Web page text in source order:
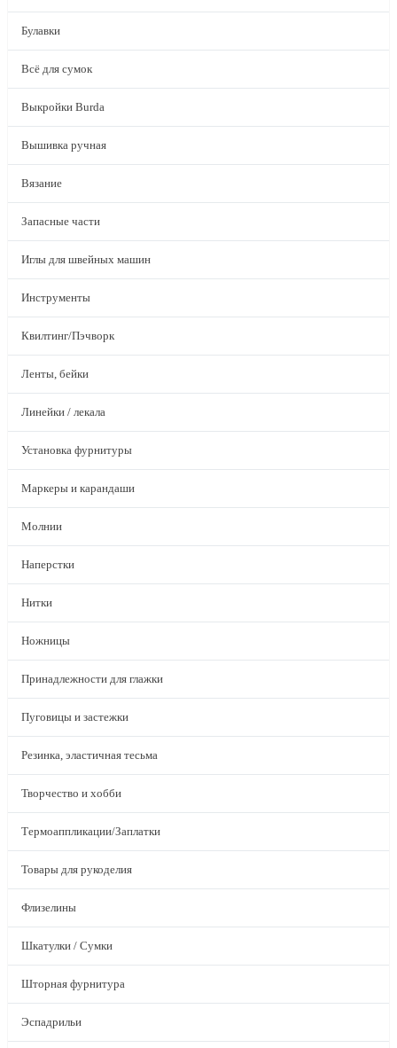
Булавки
Всё для сумок
Выкройки Burda
Вышивка ручная
Вязание
Запасные части
Иглы для швейных машин
Инструменты
Квилтинг/Пэчворк
Ленты, бейки
Линейки / лекала
Установка фурнитуры
Маркеры и карандаши
Молнии
Наперстки
Нитки
Ножницы
Принадлежности для глажки
Пуговицы и застежки
Резинка, эластичная тесьма
Творчество и хобби
Термоаппликации/Заплатки
Товары для рукоделия
Флизелины
Шкатулки / Сумки
Шторная фурнитура
Эспадрильи